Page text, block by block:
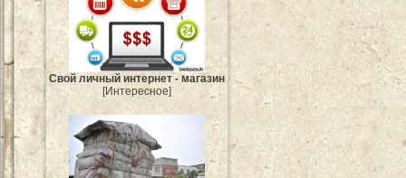
Свой личный интернет - магазин
[Интересное]